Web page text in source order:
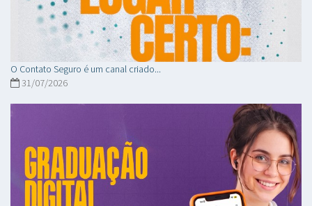
O Contato Seguro é um canal criado...
31/07/2026